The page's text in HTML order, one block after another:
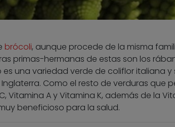
brócoli, aunque procede de la misma
primas-hermanas de estas son los
es una variedad verde de coliflor italiana y
Como el resto de verduras que
Vitamina A y Vitamina K, además de la
beneficioso para la salud.